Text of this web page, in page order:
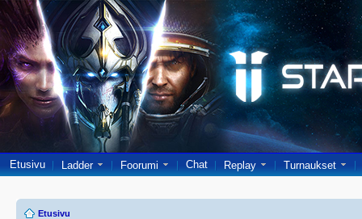
Etusivu Ladder Foorumi Chat Replay Turnaukset
Etusivu